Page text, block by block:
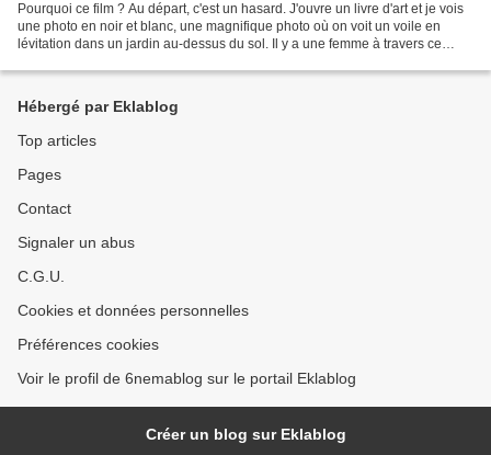
Pourquoi ce film ? Au départ, c'est un hasard. J'ouvre un livre d'art et je vois
une photo en noir et blanc, une magnifique photo où on voit un voile en
lévitation dans un jardin au-dessus du sol. Il y a une femme à travers ce
Hébergé par Eklablog
Top articles
Pages
Contact
Signaler un abus
C.G.U.
Cookies et données personnelles
Préférences cookies
Voir le profil de 6nemablog sur le portail Eklablog
Créer un blog sur Eklablog